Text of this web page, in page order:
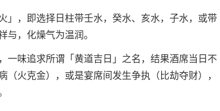
」，即选择日柱带壬水，癸水、亥水，子水，或带
与，化燥气为温润。
一味追求所谓「黄道吉日」之名，结果酒席当日不
火克金），或是宴席间发生争执（比劫夺财），